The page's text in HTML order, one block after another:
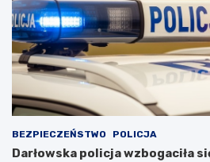
BEZPIECZEŃSTWO POLICJA
Darłowska policja wzbogaciła